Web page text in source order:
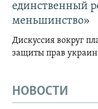
единственный
меньшинство»
Дискуссия вокруг
защиты прав
НОВОСТИ